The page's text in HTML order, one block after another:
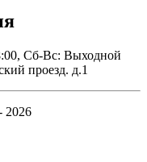
Сб-Вс: Выходной
проезд. д.1
2026